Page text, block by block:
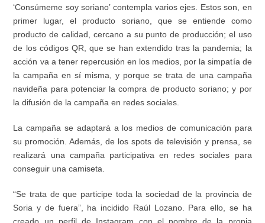
‘Consúmeme soy soriano’ contempla varios ejes. Estos son, en
primer lugar, el producto soriano, que se entiende como
producto de calidad, cercano a su punto de producción; el uso
de los códigos QR, que se han extendido tras la pandemia; la
acción va a tener repercusión en los medios, por la simpatía de
la campaña en sí misma, y porque se trata de una campaña
navideña para potenciar la compra de producto soriano; y por
la difusión de la campaña en redes sociales.
La campaña se adaptará a los medios de comunicación para
su promoción. Además, de los spots de televisión y prensa, se
realizará una campaña participativa en redes sociales para
conseguir una camiseta.
“Se trata de que participe toda la sociedad de la provincia de
Soria y de fuera”, ha incidido Raúl Lozano. Para ello, se ha